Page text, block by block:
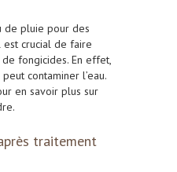
de pluie pour des
est crucial de faire
fongicides. En effet,
contaminer l’eau.
en savoir plus sur
traitement